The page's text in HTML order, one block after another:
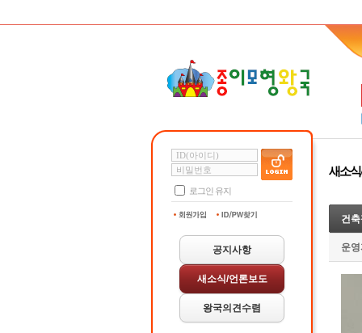
로그인 유지
공지사항
새소식/언론보도
왕국의견수렴
새소
건
운